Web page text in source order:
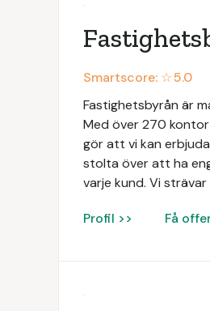
Smartscore: ☆5.0
Fastighetsbyrån är
Med över 270
gör att vi kan
stolta över att ha
varje kund. Vi
Profil >> Få